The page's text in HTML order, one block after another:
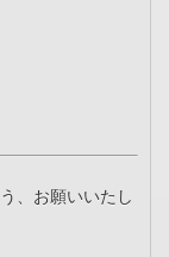
、お願いいたし